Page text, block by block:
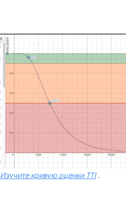
Изучите кривую оценки TTI.